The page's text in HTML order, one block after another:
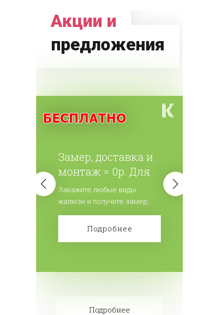
Акции и
предложения
Замер, доставка и
монтаж = 0р. Для
всех жалюзи.
Закажите любые виды
жалюзи и получите замер,
доставку и монтаж
бесплатно! Сделайте заказ!
Подробнее
Подробнее